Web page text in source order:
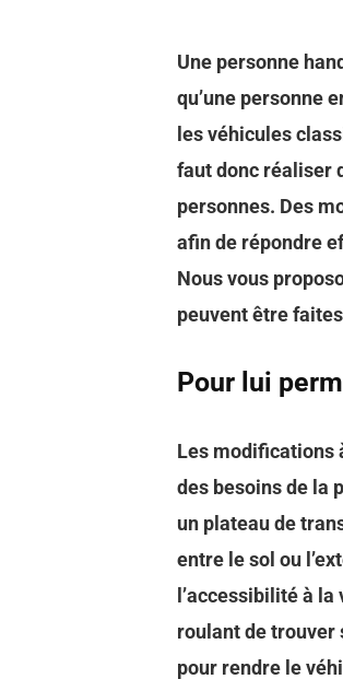
Une personne
qu’une personne
les véhicules
faut donc réaliser
personnes. Des
afin de répondre
Nous vous
peuvent être
Pour lui
Les modifications
des besoins de la
un plateau de
entre le sol ou
l’accessibilité à
roulant de trouver
pour rendre le